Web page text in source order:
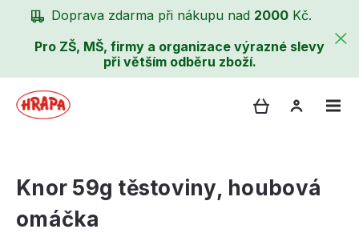
Doprava zdarma při nákupu nad 2000 Kč.
Pro ZŠ, MŠ, firmy a organizace výrazné slevy
při větším odběru zboží.
Knor 59g těstoviny, houbová
omáčka